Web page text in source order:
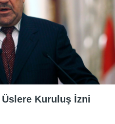
Kuruluş İzni